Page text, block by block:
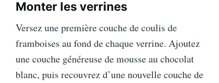
Monter les verrines
Versez une première couche de coulis de
framboises au fond de chaque verrine. Ajoutez
une couche généreuse de mousse au chocolat
blanc, puis recouvrez d’une nouvelle couche de